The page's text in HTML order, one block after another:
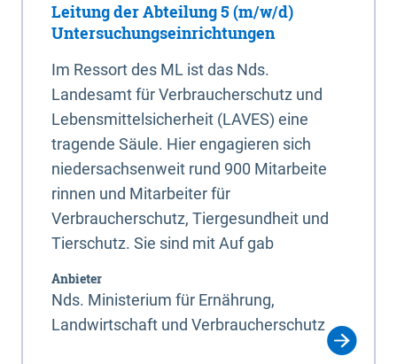
Leitung der Abteilung 5 (m/w/d)
Untersuchungseinrichtungen
Im Ressort des ML ist das Nds.
Landesamt für Verbraucherschutz und
Lebensmittelsicherheit (LAVES) eine
tragende Säule. Hier engagieren sich
niedersachsenweit rund 900 Mitarbeite
rinnen und Mitarbeiter für
Verbraucherschutz, Tiergesundheit und
Tierschutz. Sie sind mit Auf gab
Anbieter
Nds. Ministerium für Ernährung,
Landwirtschaft und Verbraucherschutz